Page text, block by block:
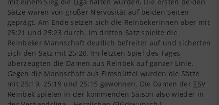
Sätze waren von großer Nervosität auf beiden Seiten
geprägt. Am Ende setzen sich die Reinbekerinnen aber mit
25:21 und 25:23 durch. Im dritten Satz spielte die
Reinbeker Mannschaft deutlich befreiter auf und sicherten
sich den Satz mit 25:20. Im letzten Spiel des Tages
überzeugten die Damen aus Reinbek auf ganzer Linie.
Gegen die Mannschaft aus Eimsbüttel wurden die Sätze
mit 25:19, 25:19 und 25:15 gewonnen. Die Damen derTSV
Reinbek spielen in der kommenden Saison also wieder in